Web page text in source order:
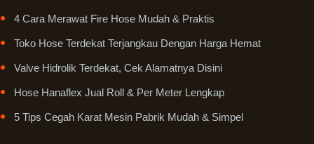
4 Cara Merawat Fire Hose Mudah & Praktis
Toko Hose Terdekat Terjangkau Dengan Harga Hemat
Valve Hidrolik Terdekat, Cek Alamatnya Disini
Hose Hanaflex Jual Roll & Per Meter Lengkap
5 Tips Cegah Karat Mesin Pabrik Mudah & Simpel